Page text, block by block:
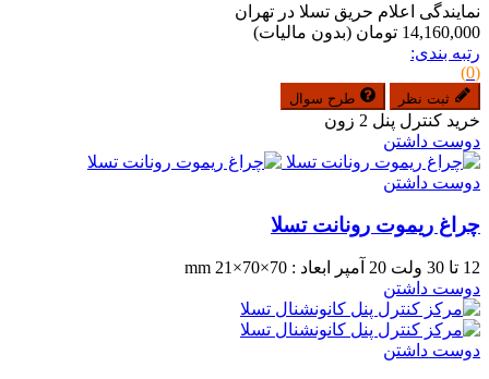
نمایندگی اعلام حریق تسلا در تهران
14,160,000 تومان
(بدون مالیات)
رتبه بندی:
(0)
ثبت نظر طرح سوال
خرید کنترل پنل 2 زون
دوست داشتن
دوست داشتن
چراغ ریموت رونانت تسلا
12 تا 30 ولت 20 آمپر ابعاد : 70×70×21 mm
دوست داشتن
دوست داشتن